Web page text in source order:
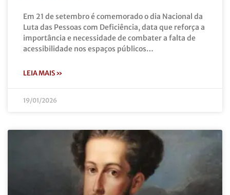
Em 21 de setembro é comemorado o dia Nacional da
Luta das Pessoas com Deficiência, data que reforça a
importância e necessidade de combater a falta de
acessibilidade nos espaços públicos…
LEIA MAIS »
19/01/2026